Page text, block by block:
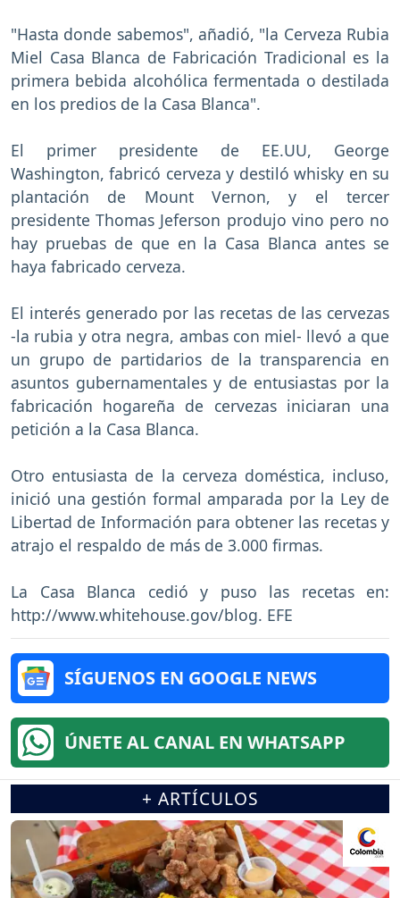
"Hasta donde sabemos", añadió, "la Cerveza Rubia
Miel Casa Blanca de Fabricación Tradicional es la
primera bebida alcohólica fermentada o destilada
en los predios de la Casa Blanca".
El primer presidente de EE.UU, George
Washington, fabricó cerveza y destiló whisky en su
plantación de Mount Vernon, y el tercer
presidente Thomas Jeferson produjo vino pero no
hay pruebas de que en la Casa Blanca antes se
haya fabricado cerveza.
El interés generado por las recetas de las cervezas
-la rubia y otra negra, ambas con miel- llevó a que
un grupo de partidarios de la transparencia en
asuntos gubernamentales y de entusiastas por la
fabricación hogareña de cervezas iniciaran una
petición a la Casa Blanca.
Otro entusiasta de la cerveza doméstica, incluso,
inició una gestión formal amparada por la Ley de
Libertad de Información para obtener las recetas y
atrajo el respaldo de más de 3.000 firmas.
La Casa Blanca cedió y puso las recetas en:
http://www.whitehouse.gov/blog. EFE
SÍGUENOS EN GOOGLE NEWS
ÚNETE AL CANAL EN WHATSAPP
+ ARTÍCULOS